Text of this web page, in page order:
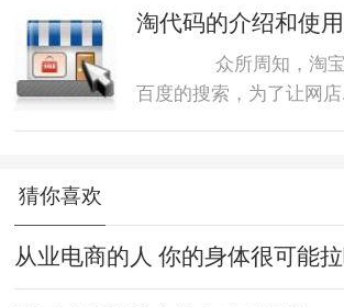
淘代码的介绍和使
众所周知，淘宝
百度的搜索，为了让网店
猜你喜欢
从业电商的人 你的身体很可能